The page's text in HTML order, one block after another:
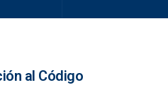
al Código